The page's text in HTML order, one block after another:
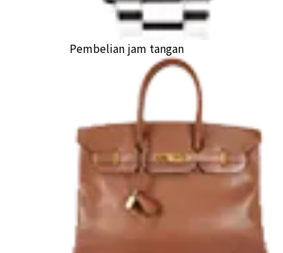
Pembelian jam tangan